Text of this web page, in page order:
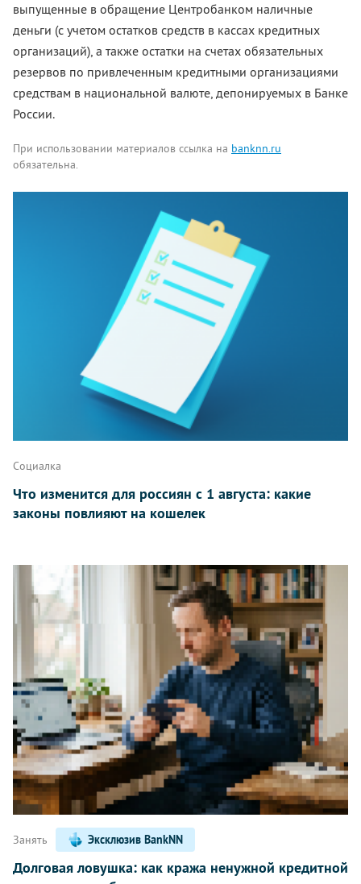
выпущенные в обращение Центробанком наличные
деньги (с учетом остатков средств в кассах кредитных
организаций), а также остатки на счетах обязательных
резервов по привлеченным кредитными организациями
средствам в национальной валюте, депонируемых в Банке
России.
При использовании материалов ссылка на banknn.ru
обязательна.
Написать
Социалка
Что изменится для россиян с 1 августа: какие
законы повлияют на кошелек
Занять Эксклюзив BankNN
Долговая ловушка: как кража ненужной кредитной